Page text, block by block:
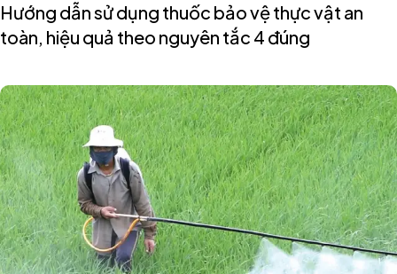
Hướng dẫn sử dụng thuốc bảo vệ thực vật an
toàn, hiệu quả theo nguyên tắc 4 đúng